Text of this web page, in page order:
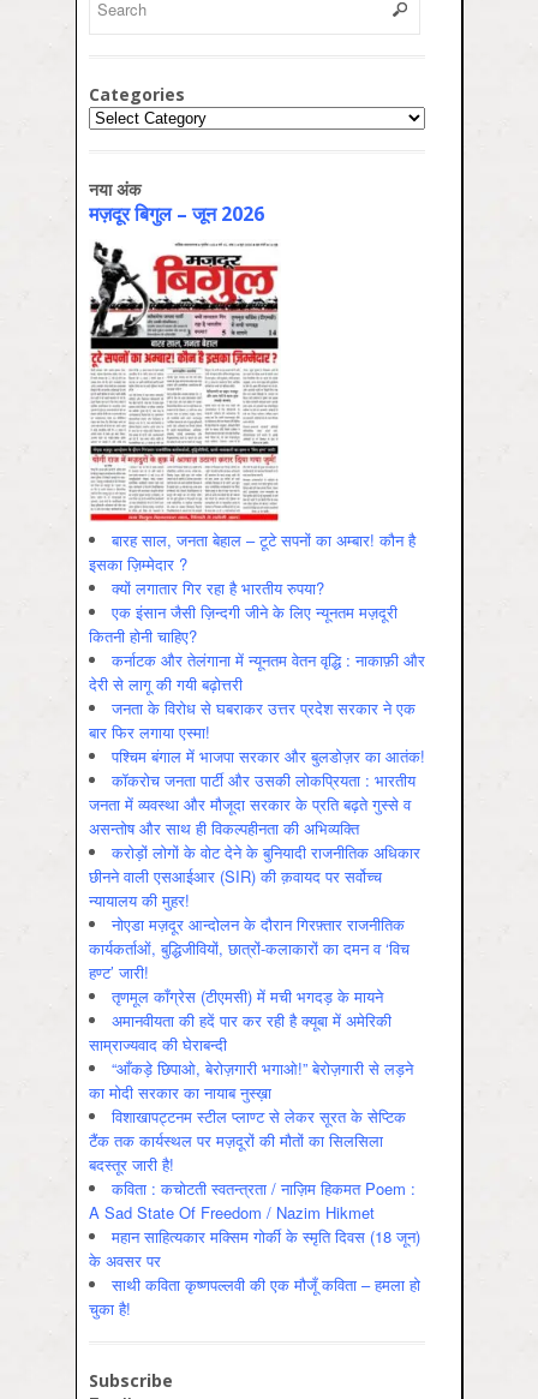
Categories
Categories
नया अंक
मज़दूर बिगुल – जून 2026
बारह साल, जनता बेहाल – टूटे सपनों का अम्बार! कौन है
इसका ज़िम्मेदार ?
क्यों लगातार गिर रहा है भारतीय रुपया?
एक इंसान जैसी ज़िन्दगी जीने के लिए न्यूनतम मज़दूरी
कितनी होनी चाहिए?
कर्नाटक और तेलंगाना में न्यूनतम वेतन वृद्धि : नाकाफ़ी और
देरी से लागू की गयी बढ़ोत्तरी
जनता के विरोध से घबराकर उत्तर प्रदेश सरकार ने एक
बार फिर लगाया एस्मा!
पश्चिम बंगाल में भाजपा सरकार और बुलडोज़र का आतंक!
कॉकरोच जनता पार्टी और उसकी लोकप्रियता : भारतीय
जनता में व्‍यवस्‍था और मौजूदा सरकार के प्रति बढ़ते गुस्‍से व
असन्‍तोष और साथ ही विकल्‍पहीनता की अभिव्‍यक्ति
करोड़ों लोगों के वोट देने के बुनियादी राजनीतिक अधिकार
छीनने वाली एसआईआर (SIR) की क़वायद पर सर्वोच्च
न्यायालय की मुहर!
नोएडा मज़दूर आन्दोलन के दौरान गिरफ़्तार राजनीतिक
कार्यकर्ताओं, बुद्धिजीवियों, छात्रों-कलाकारों का दमन व ‘विच
हण्ट’ जारी!
तृणमूल काँग्रेस (टीएमसी) में मची भगदड़ के मायने
अमानवीयता की हदें पार कर रही है क्यूबा में अमेरिकी
साम्राज्यवाद की घेराबन्दी
“आँकड़े छिपाओ, बेरोज़गारी भगाओ!” बेरोज़गारी से लड़ने
का मोदी सरकार का नायाब नुस्ख़ा
विशाखापट्टनम स्टील प्लाण्ट से लेकर सूरत के सेप्टिक
टैंक तक कार्यस्थल पर मज़दूरों की मौतों का सिलसिला
बदस्तूर जारी है!
कविता : कचोटती स्वतन्त्रता / नाज़िम हिकमत Poem :
A Sad State Of Freedom / Nazim Hikmet
महान साहित्यकार मक्सिम गोर्की के स्मृति दिवस (18 जून)
के अवसर पर
साथी कविता कृष्णपल्लवी की एक मौजूँ कविता – हमला हो
चुका है!
Subscribe